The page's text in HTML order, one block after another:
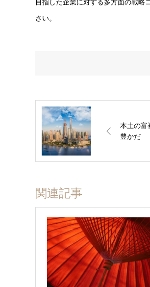
目指した企業に対する多方面の戦略
さい。
本土の富
豊かだ
関連記事